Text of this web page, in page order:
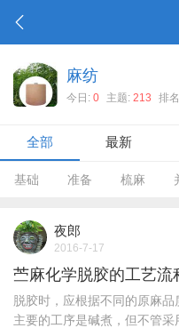
麻纺
今日: 0 主题: 213 排
全部 最新
基础 准备 梳麻
夜郎
2016-7-17
苎麻化学脱胶的工艺流
脱胶时，应根据不同的原麻
主要的工序是碱煮，但不管采